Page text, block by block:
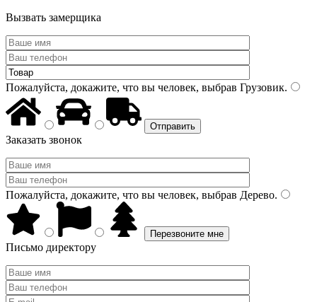
Вызвать замерщика
Пожалуйста, докажите, что вы человек, выбрав Грузовик.
Заказать звонок
Пожалуйста, докажите, что вы человек, выбрав Дерево.
Письмо директору